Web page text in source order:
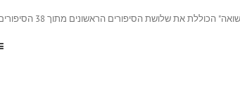
הסיפורים הראשונים מתוך 38 הסיפורים בגירסה המלאה.